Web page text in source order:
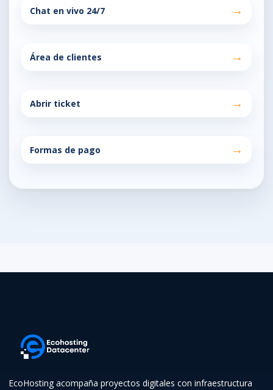
Chat en vivo 24/7
Área de clientes
Abrir ticket
Formas de pago
EcoHosting acompaña proyectos digitales con infraestructura